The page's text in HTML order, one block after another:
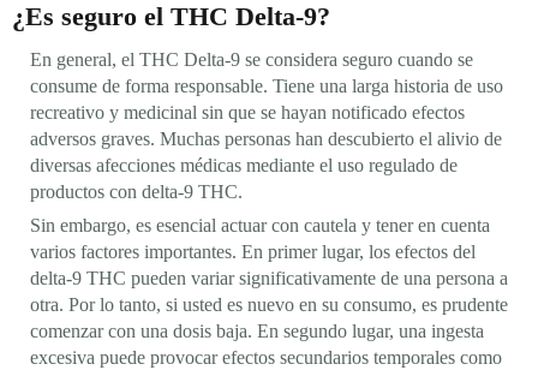
¿Es seguro el THC Delta-9?
En general, el THC Delta-9 se considera seguro cuando se
consume de forma responsable. Tiene una larga historia de uso
recreativo y medicinal sin que se hayan notificado efectos
adversos graves. Muchas personas han descubierto el alivio de
diversas afecciones médicas mediante el uso regulado de
productos con delta-9 THC.
Sin embargo, es esencial actuar con cautela y tener en cuenta
varios factores importantes. En primer lugar, los efectos del
delta-9 THC pueden variar significativamente de una persona a
otra. Por lo tanto, si usted es nuevo en su consumo, es prudente
comenzar con una dosis baja. En segundo lugar, una ingesta
excesiva puede provocar efectos secundarios temporales como